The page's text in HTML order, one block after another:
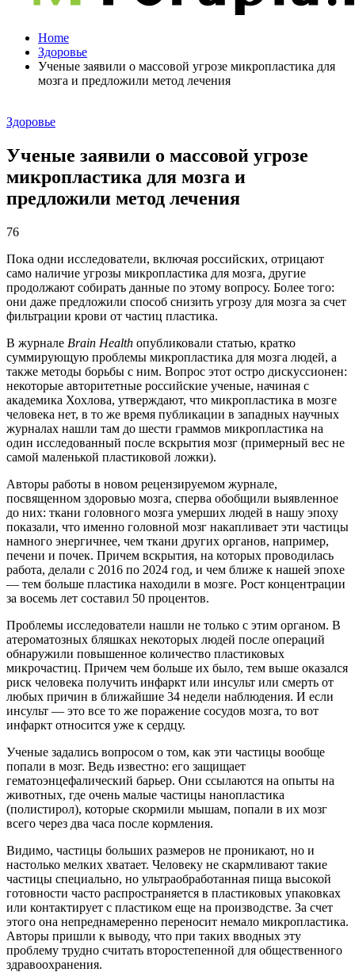
Home
Здоровье
Ученые заявили о массовой угрозе микропластика для
мозга и предложили метод лечения
Здоровье
Ученые заявили о массовой угрозе
микропластика для мозга и
предложили метод лечения
76
Пока одни исследователи, включая российских, отрицают
само наличие угрозы микропластика для мозга, другие
продолжают собирать данные по этому вопросу. Более того:
они даже предложили способ снизить угрозу для мозга за счет
фильтрации крови от частиц пластика.
В журнале Brain Health опубликовали статью, кратко
суммирующую проблемы микропластика для мозга людей, а
также методы борьбы с ним. Вопрос этот остро дискуссионен:
некоторые авторитетные российские ученые, начиная с
академика Хохлова, утверждают, что микропластика в мозге
человека нет, в то же время публикации в западных научных
журналах нашли там до шести граммов микропластика на
один исследованный после вскрытия мозг (примерный вес не
самой маленькой пластиковой ложки).
Авторы работы в новом рецензируемом журнале,
посвященном здоровью мозга, сперва обобщили выявленное
до них: ткани головного мозга умерших людей в нашу эпоху
показали, что именно головной мозг накапливает эти частицы
намного энергичнее, чем ткани других органов, например,
печени и почек. Причем вскрытия, на которых проводилась
работа, делали с 2016 по 2024 год, и чем ближе к нашей эпохе
— тем больше пластика находили в мозге. Рост концентрации
за восемь лет составил 50 процентов.
Проблемы исследователи нашли не только с этим органом. В
атероматозных бляшках некоторых людей после операций
обнаружили повышенное количество пластиковых
микрочастиц. Причем чем больше их было, тем выше оказался
риск человека получить инфаркт или инсульт или смерть от
любых причин в ближайшие 34 недели наблюдения. И если
инсульт — это все то же поражение сосудов мозга, то вот
инфаркт относится уже к сердцу.
Ученые задались вопросом о том, как эти частицы вообще
попали в мозг. Ведь известно: его защищает
гематоэнцефалический барьер. Они ссылаются на опыты на
животных, где очень малые частицы нанопластика
(полистирол), которые скормили мышам, попали в их мозг
всего через два часа после кормления.
Видимо, частицы больших размеров не проникают, но и
настолько мелких хватает. Человеку не скармливают такие
частицы специально, но ультраобработанная пища высокой
готовности часто распространяется в пластиковых упаковках
или контактирует с пластиком еще на производстве. За счет
этого она непреднамеренно переносит немало микропластика.
Авторы пришли к выводу, что при таких вводных эту
проблему трудно считать второстепенной для общественного
здравоохранения.